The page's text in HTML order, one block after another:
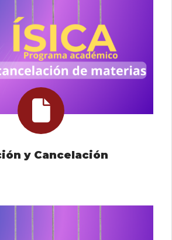
y Cancelación